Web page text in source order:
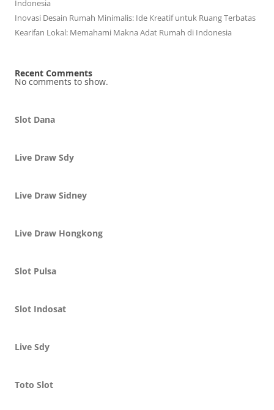
Indonesia
Inovasi Desain Rumah Minimalis: Ide Kreatif untuk Ruang Terbatas
Kearifan Lokal: Memahami Makna Adat Rumah di Indonesia
Recent Comments
No comments to show.
Slot Dana
Live Draw Sdy
Live Draw Sidney
Live Draw Hongkong
Slot Pulsa
Slot Indosat
Live Sdy
Toto Slot